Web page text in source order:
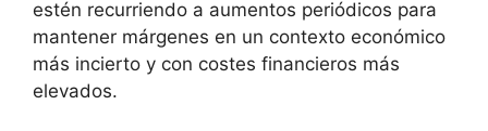
estén recurriendo a aumentos periódicos para
mantener márgenes en un contexto económico
más incierto y con costes financieros más
elevados.